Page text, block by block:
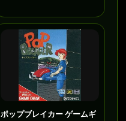
ポップブレイカー ゲームギ